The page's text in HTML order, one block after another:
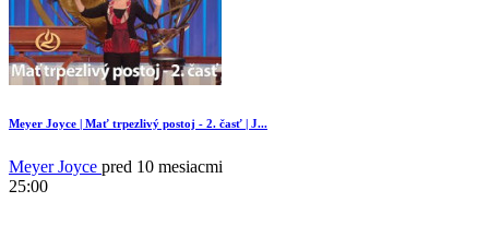
Meyer Joyce | Mať trpezlivý postoj - 2. časť | J...
Meyer Joyce pred 10 mesiacmi
25:00